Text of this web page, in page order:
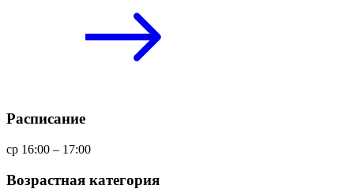
Расписание
ср 16:00 – 17:00
Возрастная категория